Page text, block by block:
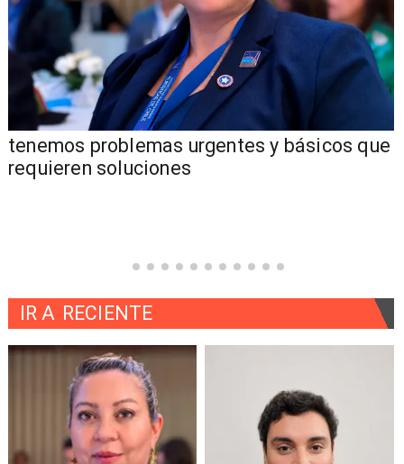
tenemos problemas urgentes y básicos que
requieren soluciones
IR A RECIENTE